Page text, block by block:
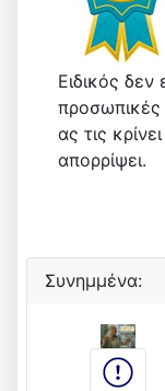
Ειδικός δεν
προσωπικές
ας τις
απορρίψει.
Συνημμένα: